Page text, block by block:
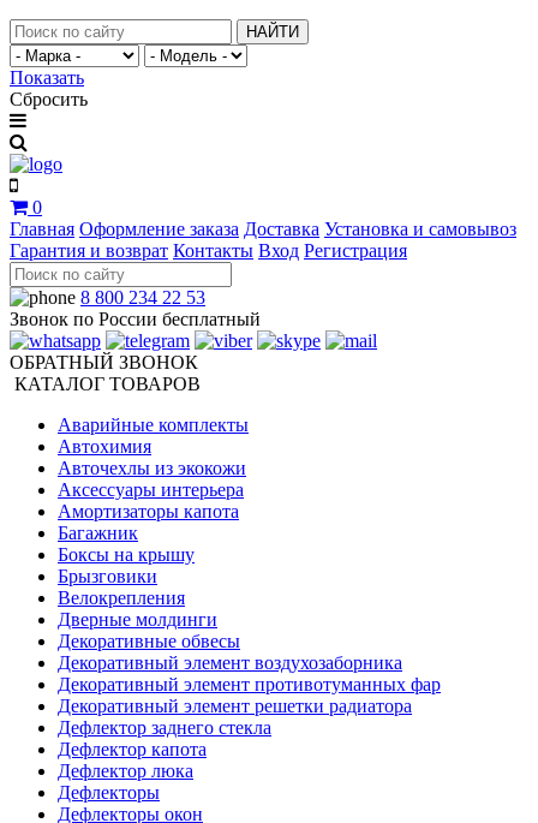
НАЙТИ
Показать
Сбросить
0
Главная Оформление заказа Доставка Установка и самовывоз
Гарантия и возврат Контакты Вход Регистрация
8 800 234 22 53
Звонок по России бесплатный
ОБРАТНЫЙ ЗВОНОК
КАТАЛОГ ТОВАРОВ
Аварийные комплекты
Автохимия
Авточехлы из экокожи
Аксессуары интерьера
Амортизаторы капота
Багажник
Боксы на крышу
Брызговики
Велокрепления
Дверные молдинги
Декоративные обвесы
Декоративный элемент воздухозаборника
Декоративный элемент противотуманных фар
Декоративный элемент решетки радиатора
Дефлектор заднего стекла
Дефлектор капота
Дефлектор люка
Дефлекторы
Дефлекторы окон